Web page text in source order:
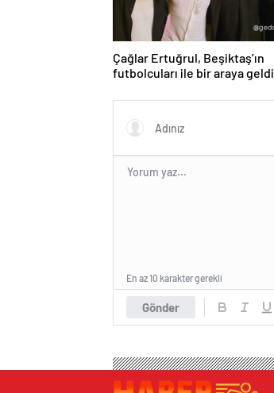
Çağlar Ertuğrul, Beşiktaş’ın
futbolcuları ile bir araya geldi
Gönder
En az 10 karakter gerekli